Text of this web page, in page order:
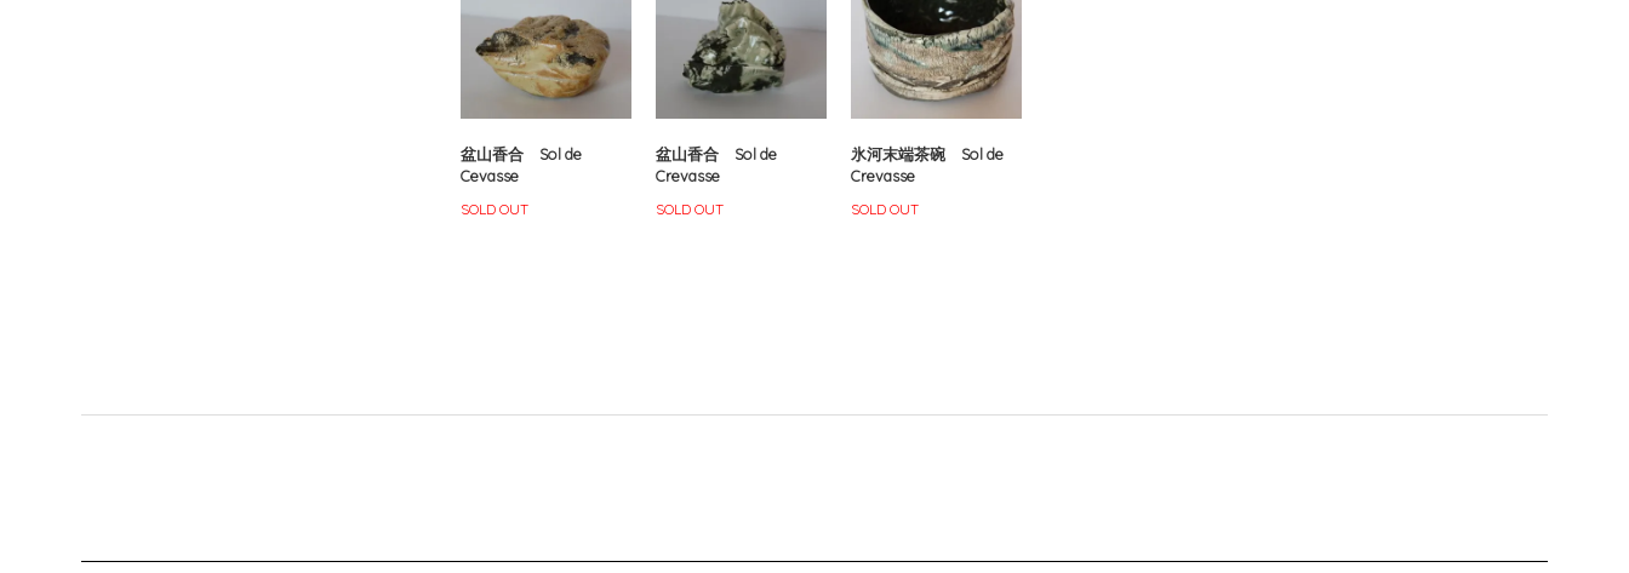
盆山香合 Sol de
Cevasse
SOLD OUT
盆山香合 Sol de
Crevasse
SOLD OUT
氷河末端茶碗 Sol de
Crevasse
SOLD OUT